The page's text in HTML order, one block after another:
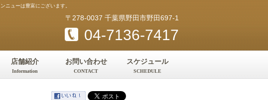
ニューは豊富にございます。
〒278-0037 千葉県野田市野田697-1
04-7136-7417
店舗紹介
Information
お問い合わせ
CONTACT
スケジュール
SCHEDULE